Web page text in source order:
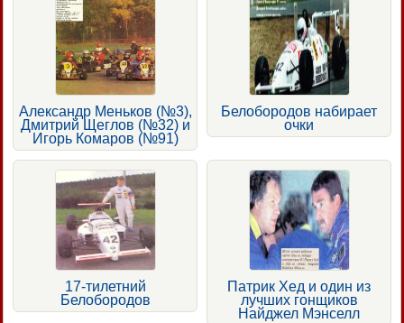
Александр Меньков (№3),
Дмитрий Щеглов (№32) и
Игорь Комаров (№91)
Белобородов набирает
очки
17-тилетний
Белобородов
Патрик Хед и один из
лучших гонщиков
Найджел Мэнселл